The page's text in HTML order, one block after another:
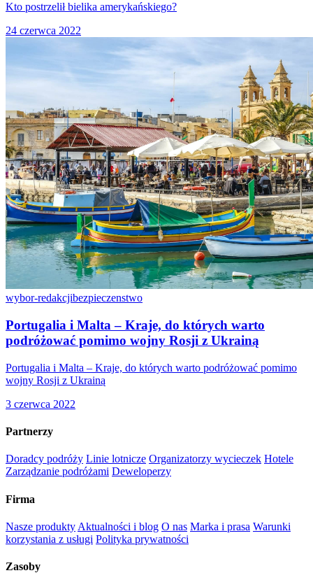
Kto postrzelił bielika amerykańskiego?
24 czerwca 2022
wybor-redakcjibezpieczenstwo
Portugalia i Malta – Kraje, do których warto
podróżować pomimo wojny Rosji z Ukrainą
Portugalia i Malta – Kraje, do których warto podróżować pomimo
wojny Rosji z Ukrainą
3 czerwca 2022
Partnerzy
Doradcy podróży Linie lotnicze Organizatorzy wycieczek Hotele
Zarządzanie podróżami Deweloperzy
Firma
Nasze produkty Aktualności i blog O nas Marka i prasa Warunki
korzystania z usługi Polityka prywatności
Zasoby